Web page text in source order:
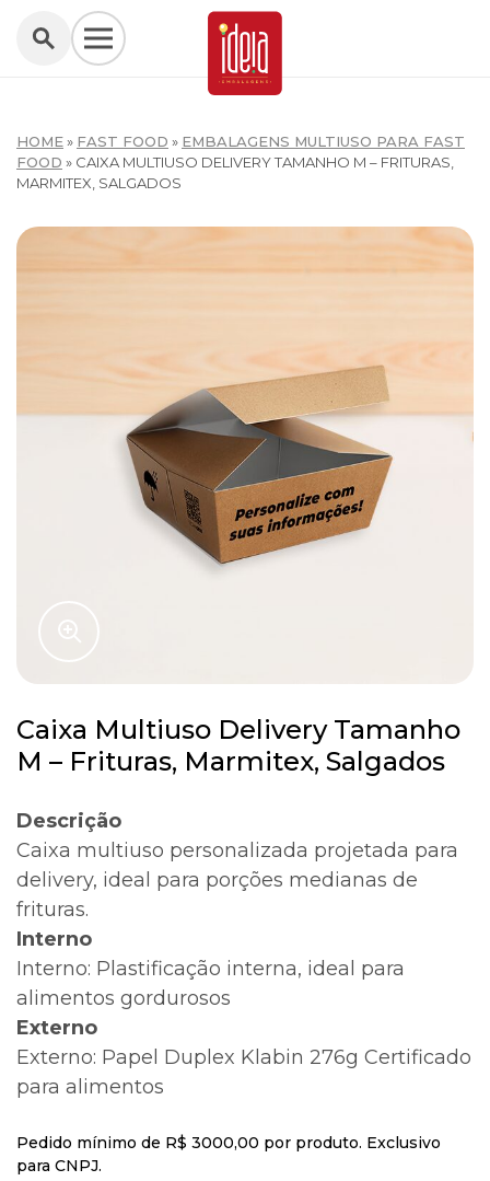
HOME» FAST FOOD » EMBALAGENS MULTIUSO PARA FAST
FOOD » CAIXA MULTIUSO DELIVERY TAMANHO M – FRITURAS,
MARMITEX, SALGADOS
Caixa Multiuso Delivery Tamanho
M – Frituras, Marmitex, Salgados
Descrição
Caixa multiuso personalizada projetada para
delivery, ideal para porções medianas de
frituras.
Interno
Interno: Plastificação interna, ideal para
alimentos gordurosos
Externo
Externo: Papel Duplex Klabin 276g Certificado
para alimentos
Pedido mínimo de R$ 3000,00 por produto. Exclusivo
para CNPJ.